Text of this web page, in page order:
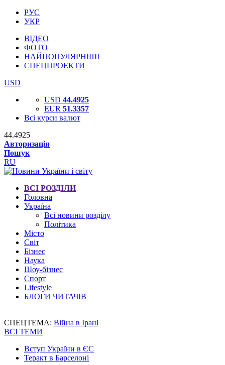
РУС
УКР
ВІДЕО
ФОТО
НАЙПОПУЛЯРНІШІ
СПЕЦПРОЕКТИ
USD
USD 44.4925
EUR 51.3357
Всі курси валют
44.4925
Авторизація
Пошук
RU
ВСІ РОЗДІЛИ
Головна
Україна
Всі новини розділу
Політика
Місто
Світ
Бізнес
Наука
Шоу-бізнес
Спорт
Lifestyle
БЛОГИ ЧИТАЧІВ
СПЕЦТЕМА: Війна в Ірані
ВСІ ТЕМИ
Вступ України в ЄС
Теракт в Барселоні